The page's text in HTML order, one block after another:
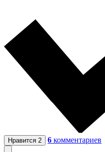
Нравится 2 6 комментариев